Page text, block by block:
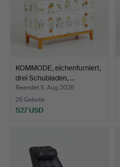
KOMMODE, eichenfurniert,
drei Schubladen, …
Beendet 5. Aug 2026
25 Gebote
527 USD